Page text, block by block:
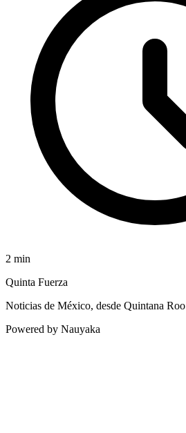
2 min
Quinta Fuerza
Noticias de México, desde Quintana Roo
Powered by Nauyaka